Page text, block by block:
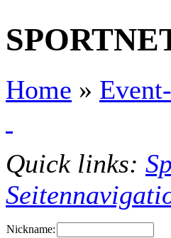
Home »
Quick links:
Nickname: